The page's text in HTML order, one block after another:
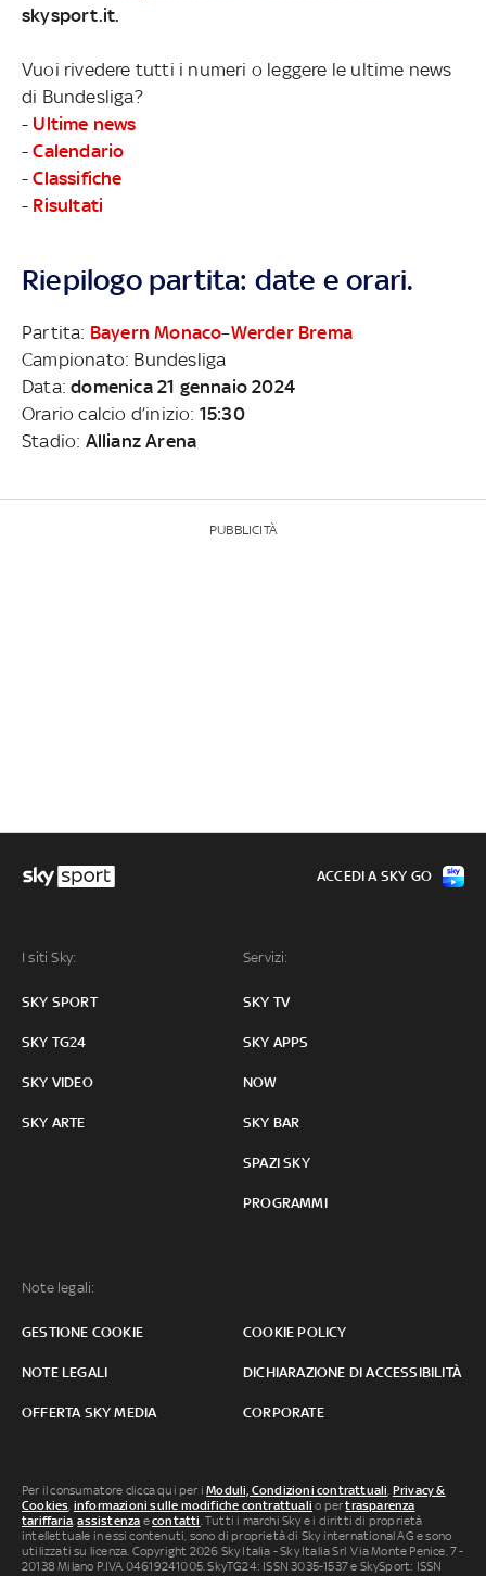
skysport.it.
Vuoi rivedere tutti i numeri o leggere le ultime news
di Bundesliga?
- Ultime news
-Calendario
-Classifiche
- Risultati
Riepilogo partita: date e orari.
Partita: Bayern Monaco–Werder Brema
Campionato: Bundesliga
Data:domenica 21 gennaio 2024
Orario calcio d’inizio: 15:30
Stadio: Allianz Arena
PUBBLICITÀ
I siti Sky:
SKY SPORT
SKY TG24
SKY VIDEO
SKY ARTE
Servizi:
SKY TV
SKY APPS
NOW
SKY BAR
SPAZI SKY
PROGRAMMI
Note legali:
GESTIONE COOKIE COOKIE POLICY
NOTE LEGALI DICHIARAZIONE DI ACCESSIBILITÀ
OFFERTA SKY MEDIA CORPORATE
ACCEDI A SKY GO
Per il consumatore clicca qui per iModuli, Condizioni contrattuali, Privacy &
Cookies, informazioni sulle modifiche contrattuali o pertrasparenza
tariffaria,assistenza econtatti. Tutti i marchi Sky e i diritti di proprietà
intellettuale in essi contenuti, sono di proprietà di Sky international AG e sono
utilizzati su licenza. Copyright 2026 Sky Italia - Sky Italia Srl Via Monte Penice, 7 -
20138 Milano P.IVA 04619241005. SkyTG24: ISSN 3035-1537 e SkySport: ISSN